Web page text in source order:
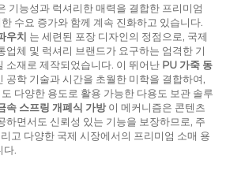
기능성과 럭셔리한 매력을 결합한 프리미엄
수요 증가와 함께 계속 진화하고 있습니다.
우치 는 세련된 포장 디자인의 정점으로, 국제
업체 및 럭셔리 브랜드가 요구하는 엄격한 기
소재로 제작되었습니다. 이 뛰어난 PU 가죽 동
공학 기술과 시간을 초월한 미학을 결합하여,
다양한 용도로 활용 가능한 다용도 보관 솔루
속 스프링 개폐식 가방이 메커니즘은 콘텐츠
하면서도 신뢰성 있는 기능을 보장하므로, 주
고 다양한 국제 시장에서의 프리미엄 소매 용
다.